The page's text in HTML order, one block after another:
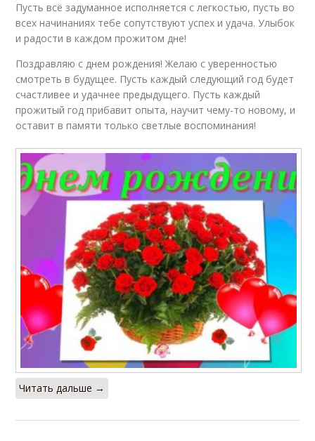
Пусть всё задуманное исполняется с легкостью, пусть во
всех начинаниях тебе сопутствуют успех и удача. Улыбок
и радости в каждом прожитом дне!
Поздравляю с днем рождения! Желаю с уверенностью
смотреть в будущее. Пусть каждый следующий год будет
счастливее и удачнее предыдущего. Пусть каждый
прожитый год прибавит опыта, научит чему-то новому, и
оставит в памяти только светлые воспоминания!
Читать дальше →